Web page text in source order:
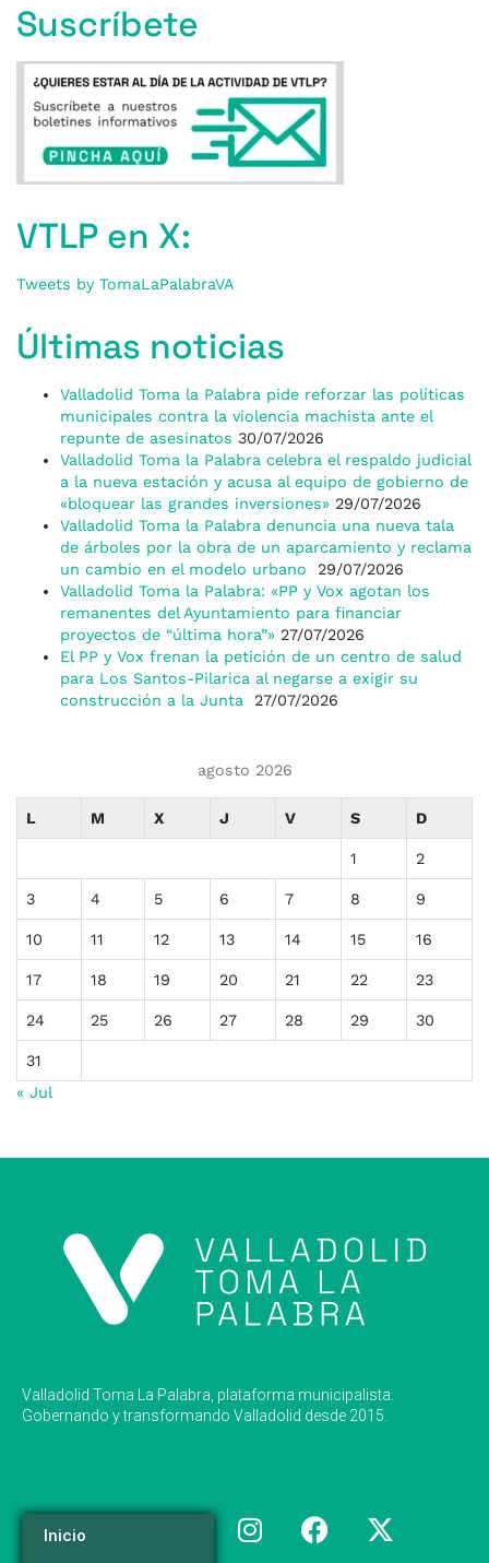
Suscríbete
VTLP en X:
Tweets by TomaLaPalabraVA
Últimas noticias
Valladolid Toma la Palabra pide reforzar las políticas
municipales contra la violencia machista ante el
repunte de asesinatos 30/07/2026
Valladolid Toma la Palabra celebra el respaldo judicial
a la nueva estación y acusa al equipo de gobierno de
«bloquear las grandes inversiones» 29/07/2026
Valladolid Toma la Palabra denuncia una nueva tala
de árboles por la obra de un aparcamiento y reclama
un cambio en el modelo urbano
29/07/2026
Valladolid Toma la Palabra: «PP y Vox agotan los
remanentes del Ayuntamiento para financiar
proyectos de “última hora”» 27/07/2026
El PP y Vox frenan la petición de un centro de salud
para Los Santos-Pilarica al negarse a exigir su
construcción a la Junta
27/07/2026
agosto 2026
L M X J V S D
1 2
3 4 5 6 7 8 9
10 11 12 13 14 15 16
17 18 19 20 21 22 23
24 25 26 27 28 29 30
31
« Jul
Valladolid Toma La Palabra, plataforma municipalista.
Gobernando y transformando Valladolid desde 2015.
Inicio